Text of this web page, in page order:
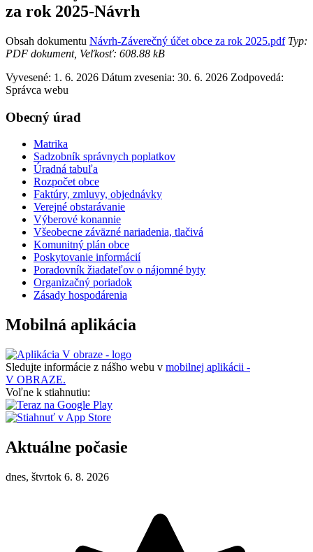
za rok 2025-Návrh
Obsah dokumentu Návrh-Záverečný účet obce za rok 2025.pdfTyp:
PDF dokument, Veľkosť: 608.88 kB
Vyvesené: 1. 6. 2026 Dátum zvesenia: 30. 6. 2026 Zodpovedá:
Správca webu
Obecný úrad
Matrika
Sadzobník správnych poplatkov
Úradná tabuľa
Rozpočet obce
Faktúry, zmluvy, objednávky
Verejné obstarávanie
Výberové konannie
Všeobecne záväzné nariadenia, tlačivá
Komunitný plán obce
Poskytovanie informácií
Poradovník žiadateľov o nájomné byty
Organizačný poriadok
Zásady hospodárenia
Mobilná aplikácia
Sledujte informácie z nášho webu v mobilnej aplikácii -
V OBRAZE.
Voľne k stiahnutiu:
Aktuálne počasie
dnes, štvrtok 6. 8. 2026